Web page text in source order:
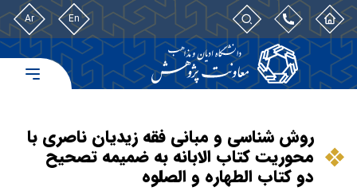
En
Ar
روش شناسی و مبانی فقه زیدیان ناصری با
محوریت کتاب الابانه به ضمیمه تصحیح
دو کتاب الطهاره و الصلوه